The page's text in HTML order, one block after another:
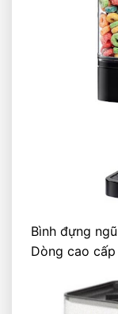
Bình đựng
Dòng cao cấp